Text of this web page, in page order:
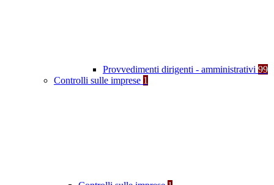
Provvedimenti dirigenti - amministrativi 99
Controlli sulle imprese 1